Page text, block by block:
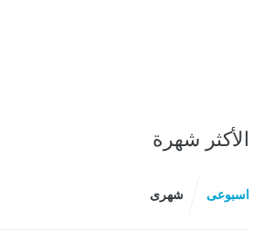
الأكثر شهرة
اسبوعى شهرى